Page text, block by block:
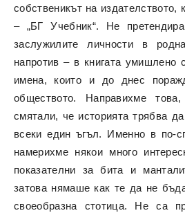
собственикът на издателството,
– „БГ Учебник“. Не
заслужилите личности в
напротив – в книгата умишлено
имена, които и до днес
обществото. Направихме
смятали, че историята трябва
всеки един ъгъл. Именно в по-
намерихме някои много
показателни за бита и
затова нямаше как те да не
своеобразна стотица. Не са